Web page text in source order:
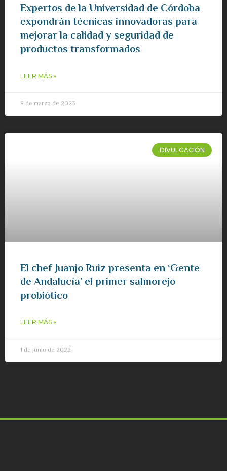
Expertos de la Universidad de Córdoba
expondrán técnicas innovadoras para
mejorar la calidad y seguridad de
productos transformados
LEER MÁS »
8 de marzo de 2023
DIVULGACIÓN
El chef Juanjo Ruiz presenta en ‘Gente
de Andalucía’ el primer salmorejo
probiótico
LEER MÁS »
1 de junio de 2022